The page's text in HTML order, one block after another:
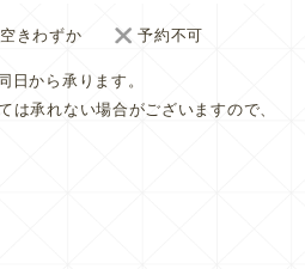
空きわずか 予約不可
から承ります。
承れない場合がございますので、